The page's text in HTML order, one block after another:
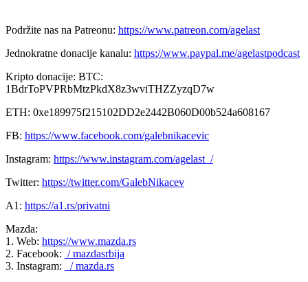
Podržite nas na Patreonu: https://www.patreon.com/agelast
Jednokratne donacije kanalu: https://www.paypal.me/agelastpodcast
Kripto donacije: BTC:
1BdrToPVPRbMtzPkdX8z3wviTHZZyzqD7w
ETH: 0xe189975f215102DD2e2442B060D00b524a608167
FB: https://www.facebook.com/galebnikacevic
Instagram: https://www.instagram.com/agelast_/
Twitter: https://twitter.com/GalebNikacev
A1: https://a1.rs/privatni
Mazda:
1. Web: https://www.mazda.rs
2. Facebook: / mazdasrbija
3. Instagram:
/ mazda.rs